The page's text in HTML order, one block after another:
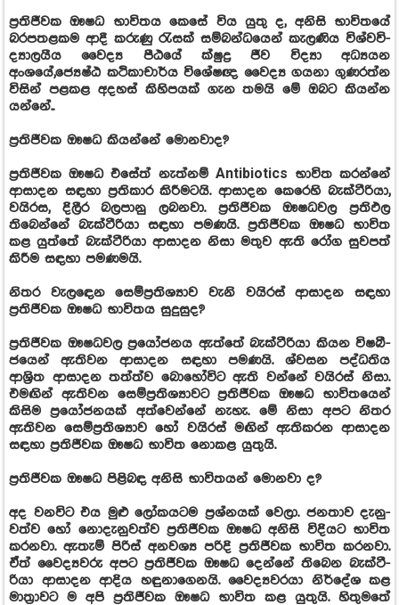
ප්‍රති­ජී­වක ඖෂධ භාවි­තය කෙසේ විය යුතු ද, අනිසි භාවි­තයේ
බර­ප­ත­ළකම ආදී කරුණු රැසක් සම්බ­න්ධ­යෙන් කැල­ණිය විශ්ව­වි­
ද්‍යා­ල­යීය වෛද්‍ය පීඨයේ ක්ෂුද්‍ර ජීව විද්‍යා අධ්‍ය­යන
අංශයේ,ජ්‍යෙෂ්ඨ කථි­කා­චාර්ය විශේ­ෂඥ වෛද්‍ය ගයනා ගුණ­රත්න
විසින් පළකළ අදහස් කිහිපයක් ගැන තමයි මේ ඔබට කියන්න
යන්නේ..
ප්‍රති­ජී­වක ඖෂධ කියන්නේ මොන­වාද?
‍ප්‍රති­ජී­වක ඖෂධ එසේත් නැත්නම් Antibiotics භාවිත කරන්නේ
ආසා­දන සඳහා ප්‍රති­කාර කිරී­ම­ටයි. ආසා­දන කෙරෙහි බැක්ටී­රියා,
වයි­රස, දිලීර බල­පානු ලබ­නවා. ප්‍රති­ජී­වක ඖෂ­ධ­වල ප්‍රති­ඵල
තිබෙන්නේ බැක්ටී­රියා සඳහා පම­ණයි. ‍ප්‍රති­ජී­වක ඖෂධ භාවිත
කළ යුත්තේ බැක්ටී­රියා ආසා­දන නිසා මතුව ඇති රෝග සුව­පත්
කිරීම සඳහා පම­ණ­මයි.
නිතර වැල­ඳෙන සෙම්ප්‍ර­ති­ශ්‍යාව වැනි වයි­රස් ආසා­දන සඳහා
ප්‍රති­ජී­වක ඖෂධ භාවි­තය සුදු­සුද?
ප්‍රති­ජී­වක ඖෂ­ධ­වල ප්‍රයෝ­ජ­නය ඇත්තේ බැක්ටී­රියා කියන විෂ­බී­
ජ­යෙන් ඇති­වන ආසා­දන සඳහා පම­ණයි. ශ්වසන පද්ධ­තිය
ආශ්‍රිත ආසා­දන තත්ත්ව බොහෝ­විට ඇති වන්නේ වයි­රස් නිසා.
එම­ඟින් ඇති­වන සෙම්ප්‍ර­ති­ශ්‍යා­වට ප්‍රති­ජී­වක ඖෂධ භාවි­ත­යෙන්
කිසිම ප්‍රයෝ­ජ­න­යක් අත්වෙන්නේ නැහැ. මේ නිසා අපට නිතර
ඇති­වන සෙම්ප්‍ර­ති­ශ්‍යාව හෝ වයි­රස් මඟින් ඇති­ක­රන ආසා­දන
සඳහා ප්‍රති­ජී­වක ඖෂධ භාවිත නොකළ යුතුයි.
ප්‍රති­ජී­වක ඖෂධ පිළි­බඳ අනිසි භාවි­ත­යන් මොනවා ද?
අද වන­විට එය මුළු ලෝක­ය­ටම ප්‍රශ්න­යක් වෙලා. ජන­තාව දැනු­
වත්ව හෝ නොදැ­නු­වත්ව ප්‍රති­ජී­වක ඖෂධ අනිසි විදි­යට භාවිත
කර­නවා. ඇතැම් පිරිස් අන­වශ්‍ය පරිදි ප්‍රති­ජී­වක භාවිත කර­නවා.
ඒත් වෛද්‍ය­වරු අපට ප්‍රති­ජී­වක ඖෂධ දෙන්නේ තිබෙන බැක්ටී­
රියා ආසා­දන ආදිය හඳු­නා­ගෙ­නයි. වෛද්‍ය­ව­රයා නිර්දේශ කළ
මාත්‍රා­වට ම අපි ප්‍රති­ජී­වක ඖෂධ භාවිත කළ යුතුයි. හිතු­මතේ